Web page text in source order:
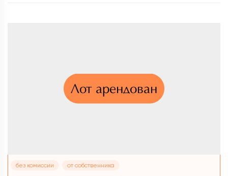
Лот арендован
без комиссии от собственника